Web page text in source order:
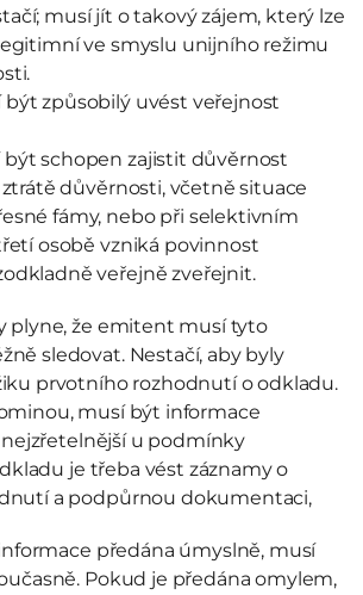
musí jít o takový zájem, který lze
ve smyslu unijního režimu
způsobilý uvést veřejnost
schopen zajistit důvěrnost
důvěrnosti, včetně situace
fámy, nebo při selektivním
osobě vzniká povinnost
veřejně zveřejnit.
plyne, že emitent musí tyto
sledovat. Nestačí, aby byly
prvotního rozhodnutí o odkladu.
musí být informace
nejzřetelnější u podmínky
je třeba vést záznamy o
a podpůrnou dokumentaci,
předána úmyslně, musí
Pokud je předána omylem,